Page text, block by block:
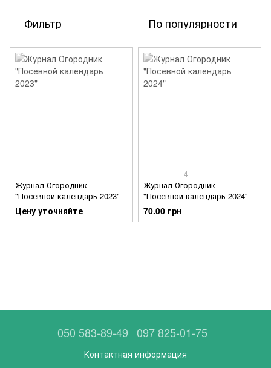
Фильтр По популярности
Журнал Огородник
"Посевной календарь 2023"
Цену уточняйте
4
Журнал Огородник
"Посевной календарь 2024"
70.00 грн
050 583-89-49 097 825-01-75
Контактная информация